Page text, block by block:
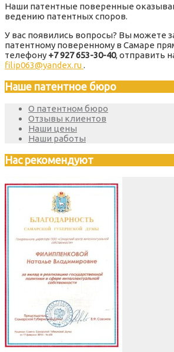
Наши патентные поверенные
ведению патентных споров.
У вас появились вопросы? Вы можете
патентному поверенному в Самаре
телефону +7 927 653-30-40, отправить
filip063@yandex.ru.
Наше патентное бюро
О патентном бюро
Отзывы клиентов
Наши цены
Наши работы
Нас рекомендуют